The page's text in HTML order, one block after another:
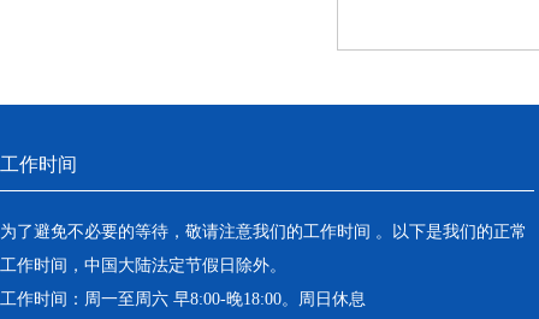
工作时间
为了避免不必要的等待，敬请注意我们的工作时间 。以下是我们的正常
工作时间，中国大陆法定节假日除外。
工作时间：周一至周六 早8:00-晚18:00。周日休息